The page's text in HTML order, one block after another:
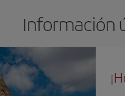
Información